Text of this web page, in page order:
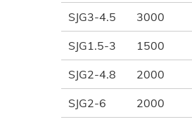
SJG3-4.5 3000
SJG1.5-3 1500
SJG2-4.8 2000
SJG2-6 2000